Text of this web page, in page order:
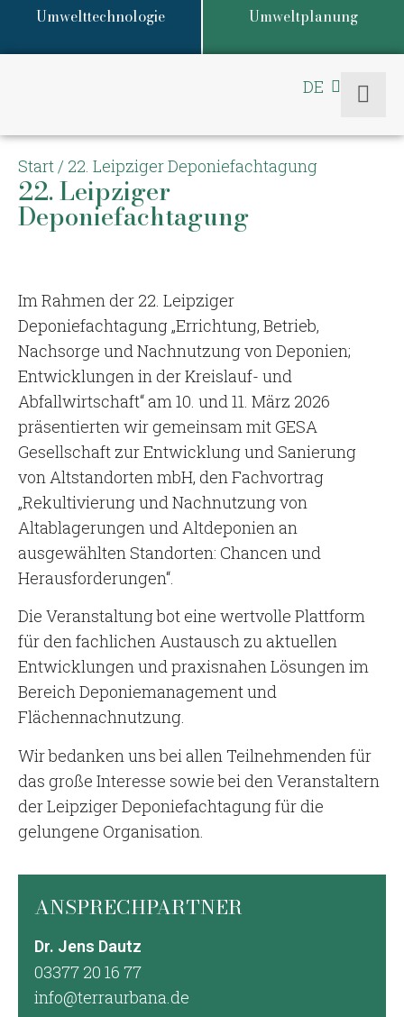
Umwelttechnologie Umweltplanung
DE
EN
Start/ 22. Leipziger Deponiefachtagung
22. Leipziger
Deponiefachtagung
Im Rahmen der 22. Leipziger
Deponiefachtagung „Errichtung, Betrieb,
Nachsorge und Nachnutzung von Deponien;
Entwicklungen in der Kreislauf- und
Abfallwirtschaft“ am 10. und 11. März 2026
präsentierten wir gemeinsam mit GESA
Gesellschaft zur Entwicklung und Sanierung
von Altstandorten mbH, den Fachvortrag
„Rekultivierung und Nachnutzung von
Altablagerungen und Altdeponien an
ausgewählten Standorten: Chancen und
Herausforderungen“.
Die Veranstaltung bot eine wertvolle Plattform
für den fachlichen Austausch zu aktuellen
Entwicklungen und praxisnahen Lösungen im
Bereich Deponiemanagement und
Flächennachnutzung.
Wir bedanken uns bei allen Teilnehmenden für
das große Interesse sowie bei den Veranstaltern
der Leipziger Deponiefachtagung für die
gelungene Organisation.
ANSPRECHPARTNER
Dr. Jens Dautz
03377 20 16 77
info@terraurbana.de